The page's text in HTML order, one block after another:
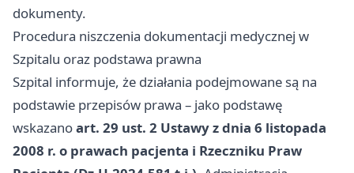
dokumenty.
Procedura niszczenia dokumentacji medycznej w
Szpitalu oraz podstawa prawna
Szpital informuje, że działania podejmowane są na
podstawie przepisów prawa – jako podstawę
wskazanoart. 29 ust. 2 Ustawy z dnia 6 listopada
2008 r. o prawach pacjenta i Rzeczniku Praw